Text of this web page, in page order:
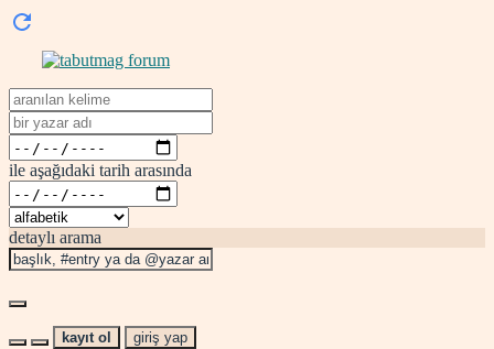
ile aşağıdaki tarih arasında
detaylı arama
kayıt ol giriş yap